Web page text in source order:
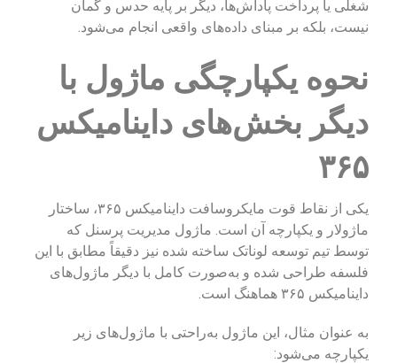
شغلی یا پرداخت پاداش‌ها، دیگر بر پایه حدس و گمان
نیست، بلکه بر مبنای داده‌های واقعی انجام می‌شود.
نحوه یکپارچگی ماژول با
دیگر بخش‌های داینامیکس
۳۶۵
یکی از نقاط قوت مایکروسافت داینامیکس ۳۶۵، ساختار
ماژولار و یکپارچه آن است. ماژول مدیریت پرسنل که
توسط تیم توسعه لوناتک ساخته شده نیز دقیقاً مطابق با این
فلسفه طراحی شده و به‌صورت کامل با دیگر ماژول‌های
داینامیکس ۳۶۵ هماهنگ است.
به عنوان مثال، این ماژول به‌راحتی با ماژول‌های زیر
یکپارچه می‌شود: